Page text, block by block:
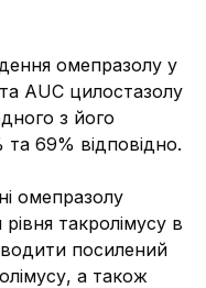
омепразолу у
AUC цилостазолу
з його
та 69% відповідно.
омепразолу
такролімусу в
посилений
а також